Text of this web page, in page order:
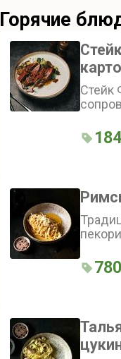
Горячие
Стейк